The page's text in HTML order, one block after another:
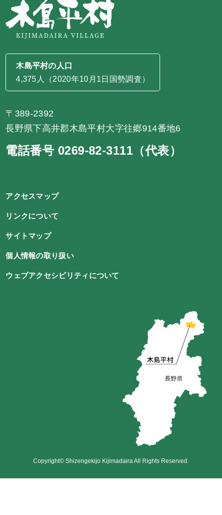
木島平村の人口
4,375人（2020年10月1日国勢調査）
〒389-2392
長野県下高井郡木島平村大字往郷914番地6
電話番号 0269-82-3111（代表）
アクセスマップ
リンクについて
サイトマップ
個人情報の取り扱い
ウェブアクセシビリティについて
Copyright© Shizengekijo Kijimadaira All Rights Reserved.